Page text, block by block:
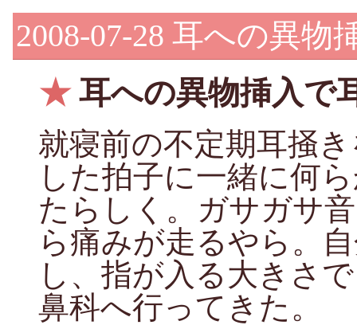
2008-07-28 耳への異物
★耳への異物挿入で
就寝前の不定期耳掻
した拍子に一緒に何
たらしく。ガサガサ
ら痛みが走るやら。
し、指が入る大きさ
鼻科へ行ってきた。